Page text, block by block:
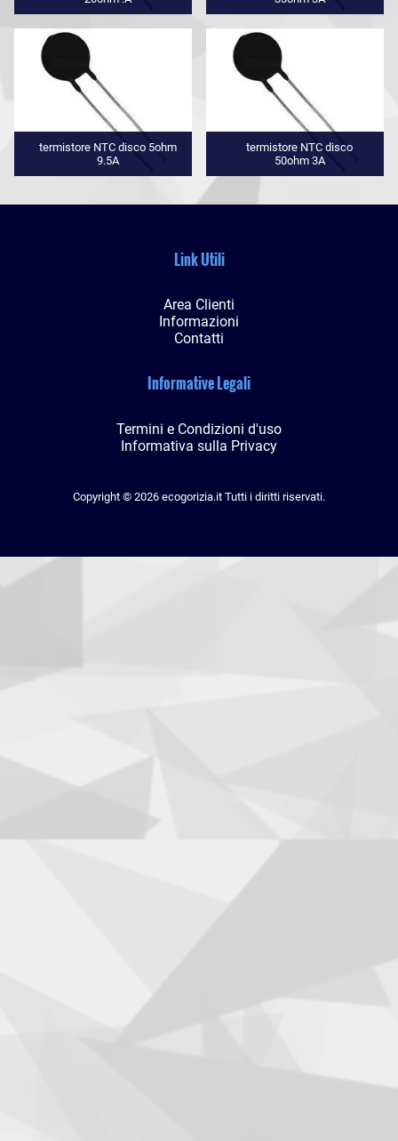
termistore NTC disco 5ohm
9.5A
termistore NTC disco
50ohm 3A
Link Utili
Area Clienti
Informazioni
Contatti
Informative Legali
Termini e Condizioni d'uso
Informativa sulla Privacy
Copyright © 2026 ecogorizia.it Tutti i diritti riservati.